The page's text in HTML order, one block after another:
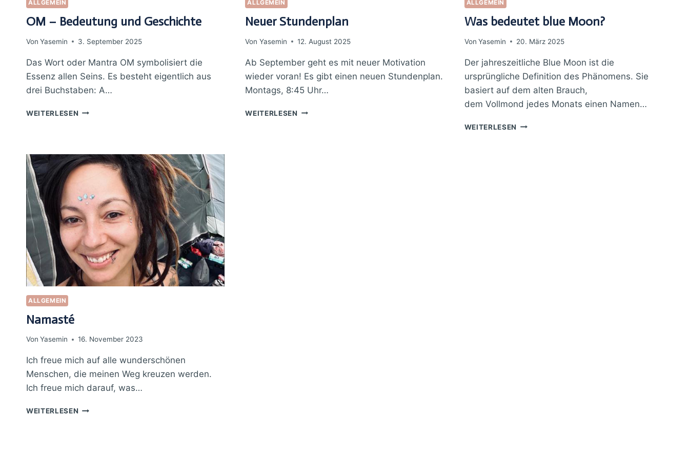
ALLGEMEIN
OM – Bedeutung und Geschichte
Von Yasemin 3. September 2025
Das Wort oder Mantra OM symbolisiert die
Essenz allen Seins. Es besteht eigentlich aus
drei Buchstaben: A…
WEITERLESEN OM
GESCHICHTE
ALLGEMEIN
Neuer Stundenplan
Von Yasemin 12. August 2025
Ab September geht es mit neuer Motivation
wieder voran! Es gibt einen neuen Stundenplan.
Montags, 8:45 Uhr…
WEITERLESEN NEUER
ALLGEMEIN
Was bedeutet blue Moon?
Von Yasemin 20. März 2025
Der jahreszeitliche Blue Moon ist die
ursprüngliche Definition des Phänomens. Sie
basiert auf dem alten Brauch,
dem Vollmond jedes Monats einen Namen…
WEITERLESEN WAS
ALLGEMEIN
Namasté
Von Yasemin 16. November 2023
Ich freue mich auf alle wunderschönen
Menschen, die meinen Weg kreuzen werden.
Ich freue mich darauf, was…
WEITERLESEN NAMASTÉ